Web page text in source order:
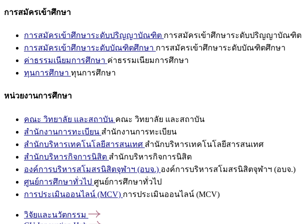
การสมัครเข้าศึกษา
การสมัครเข้าศึกษาระดับปริญญาบัณฑิต การสมัครเข้าศึกษาระดับปริญญาบัณฑิต
การสมัครเข้าศึกษาระดับบัณฑิตศึกษา การสมัครเข้าศึกษาระดับบัณฑิตศึกษา
ค่าธรรมเนียมการศึกษา ค่าธรรมเนียมการศึกษา
ทุนการศึกษา ทุนการศึกษา
หน่วยงานการศึกษา
คณะ วิทยาลัย และสถาบัน คณะ วิทยาลัย และสถาบัน
สำนักงานการทะเบียน สำนักงานการทะเบียน
สำนักบริหารเทคโนโลยีสารสนเทศ สำนักบริหารเทคโนโลยีสารสนเทศ
สำนักบริหารกิจการนิสิต สำนักบริหารกิจการนิสิต
องค์การบริหารสโมสรนิสิตจุฬาฯ (อบจ.) องค์การบริหารสโมสรนิสิตจุฬาฯ (อบจ.)
ศูนย์การศึกษาทั่วไป ศูนย์การศึกษาทั่วไป
การประเมินออนไลน์ (MCV) การประเมินออนไลน์ (MCV)
วิจัยและนวัตกรรม